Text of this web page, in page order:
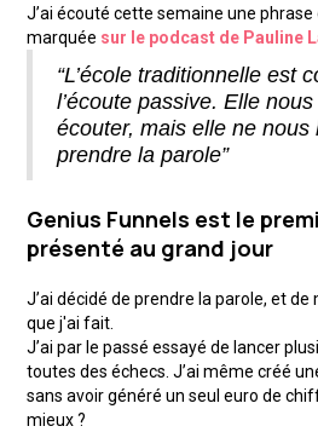
J’ai écouté cette semaine une phrase
marquée sur le podcast de Pauline
“L’école traditionnelle est
l’écoute passive. Elle
écouter, mais elle ne nous
prendre la parole”
Genius Funnels est le
présenté au grand jour
J’ai décidé de prendre la parole, et
que j'ai fait.
J’ai par le passé essayé de lancer
toutes des échecs. J’ai même créé
sans avoir généré un seul euro de
mieux ?